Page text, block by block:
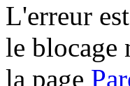
L'erreur
le blocage
la page